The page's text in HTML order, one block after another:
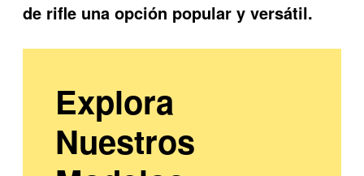
de rifle una opción popular y versátil.
Explora
Nuestros